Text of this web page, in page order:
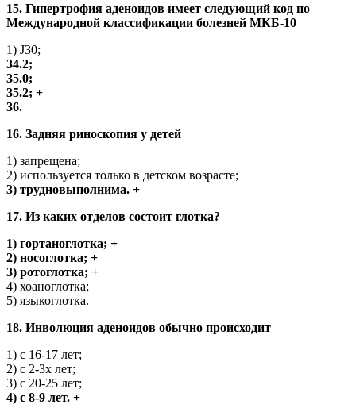
15. Гипертрофия аденоидов имеет следующий код по
Международной классификации болезней МКБ-10
1) J30;
34.2;
35.0;
35.2; +
36.
16. Задняя риноскопия у детей
1) запрещена;
2) используется только в детском возрасте;
3) трудновыполнима. +
17. Из каких отделов состоит глотка?
1) гортаноглотка; +
2) носоглотка; +
3) ротоглотка; +
4) хоаноглотка;
5) языкоглотка.
18. Инволюция аденоидов обычно происходит
1) с 16-17 лет;
2) с 2-3х лет;
3) с 20-25 лет;
4) с 8-9 лет. +